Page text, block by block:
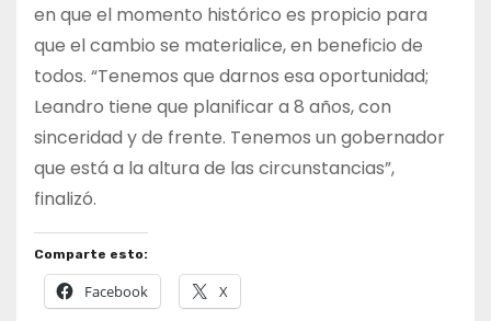
en que el momento histórico es propicio para
que el cambio se materialice, en beneficio de
todos. “Tenemos que darnos esa oportunidad;
Leandro tiene que planificar a 8 años, con
sinceridad y de frente. Tenemos un gobernador
que está a la altura de las circunstancias”,
finalizó.
Comparte esto:
Facebook X